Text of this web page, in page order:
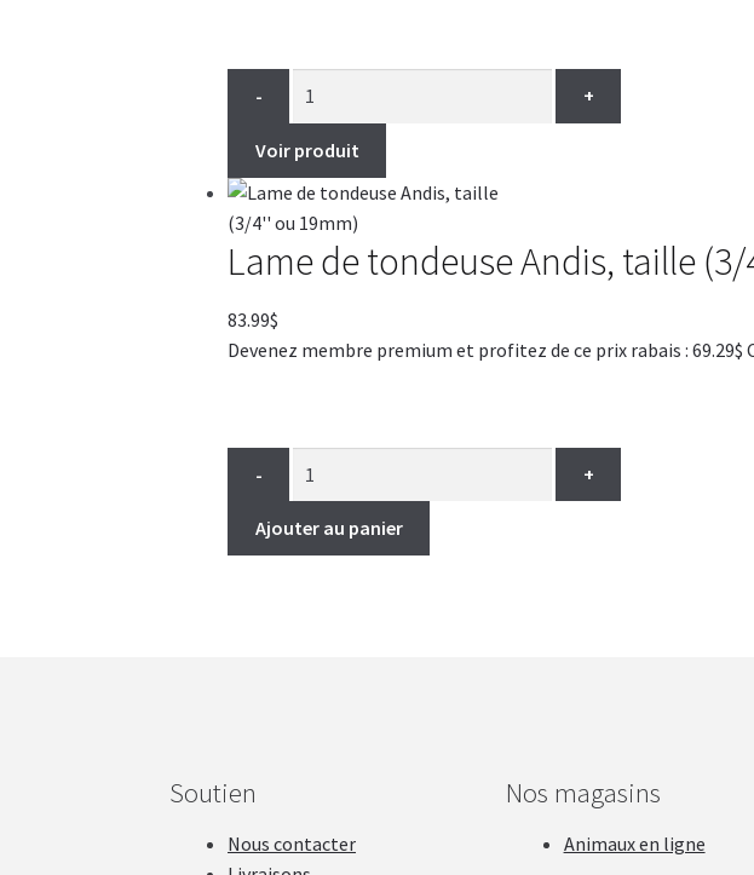
- +
Voir produit
Lame de tondeuse Andis, taille
83.99$
Devenez membre premium et profitez de ce prix rabais : 69.29$
- +
Ajouter au panier
Soutien
Nous contacter
Nos magasins
Animaux en ligne